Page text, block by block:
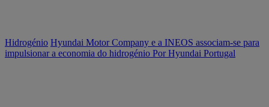
Hidrogénio Hyundai Motor Company e a INEOS associam-se para
impulsionar a economia do hidrogénio Por Hyundai Portugal